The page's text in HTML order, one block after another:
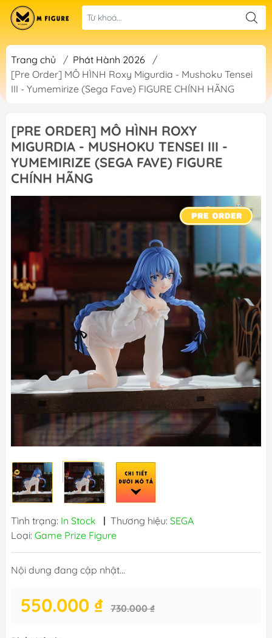
Trang chủ / Phát Hành 2026
/
[Pre Order] MÔ HÌNH Roxy Migurdia - Mushoku Tensei
III - Yumemirize (Sega Fave) FIGURE CHÍNH HÃNG
[PRE ORDER] MÔ HÌNH ROXY
MIGURDIA - MUSHOKU TENSEI III -
YUMEMIRIZE (SEGA FAVE) FIGURE
CHÍNH HÃNG
Tình trạng: In Stock | Thương hiệu: SEGA
Loại: Game Prize Figure
Nội dung đang cập nhật...
550.000 ₫ 730.000 ₫